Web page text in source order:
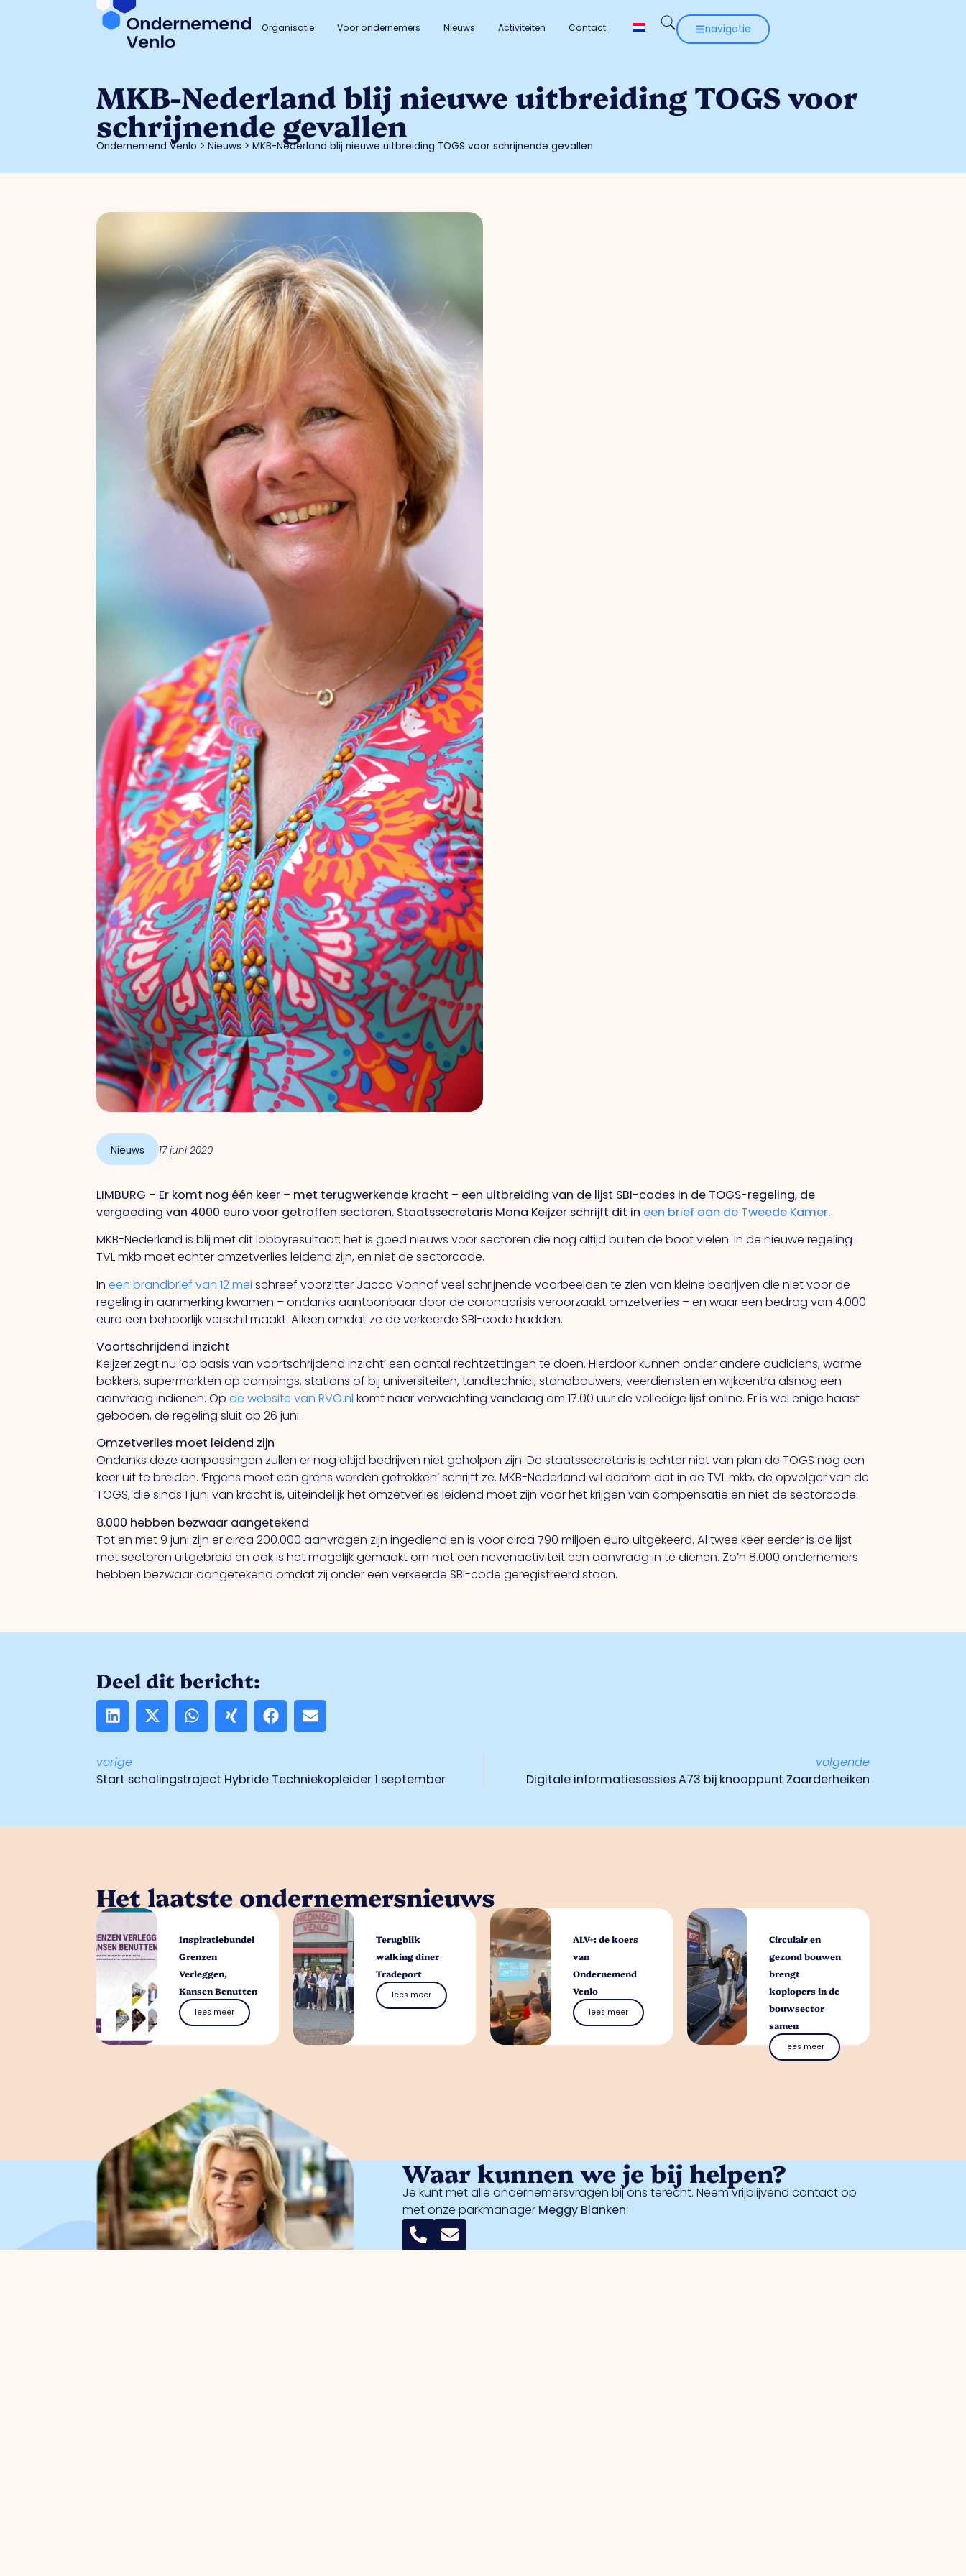
Organisatie Voor ondernemers Nieuws Activiteiten Contact navigatie
MKB-Nederland blij nieuwe uitbreiding TOGS voor
schrijnende gevallen
Ondernemend Venlo >Nieuws >MKB-Nederland blij nieuwe uitbreiding TOGS voor schrijnende gevallen
Nieuws 17 juni 2020
LIMBURG – Er komt nog één keer – met terugwerkende kracht – een uitbreiding van de lijst SBI-codes in de TOGS-regeling, de
vergoeding van 4000 euro voor getroffen sectoren. Staatssecretaris Mona Keijzer schrijft dit in een brief aan de Tweede Kamer.
MKB-Nederland is blij met dit lobbyresultaat; het is goed nieuws voor sectoren die nog altijd buiten de boot vielen. In de nieuwe regeling
TVL mkb moet echter omzetverlies leidend zijn, en niet de sectorcode.
Ineen brandbrief van 12 mei schreef voorzitter Jacco Vonhof veel schrijnende voorbeelden te zien van kleine bedrijven die niet voor de
regeling in aanmerking kwamen – ondanks aantoonbaar door de coronacrisis veroorzaakt omzetverlies – en waar een bedrag van 4.000
euro een behoorlijk verschil maakt. Alleen omdat ze de verkeerde SBI-code hadden.
Voortschrijdend inzicht
Keijzer zegt nu ‘op basis van voortschrijdend inzicht’ een aantal rechtzettingen te doen. Hierdoor kunnen onder andere audiciens, warme
bakkers, supermarkten op campings, stations of bij universiteiten, tandtechnici, standbouwers, veerdiensten en wijkcentra alsnog een
aanvraag indienen. Opde website van RVO.nl komt naar verwachting vandaag om 17.00 uur de volledige lijst online. Er is wel enige haast
geboden, de regeling sluit op 26 juni.
Omzetverlies moet leidend zijn
Ondanks deze aanpassingen zullen er nog altijd bedrijven niet geholpen zijn. De staatssecretaris is echter niet van plan de TOGS nog een
keer uit te breiden. ‘Ergens moet een grens worden getrokken’ schrijft ze. MKB-Nederland wil daarom dat in de TVL mkb, de opvolger van de
TOGS, die sinds 1 juni van kracht is, uiteindelijk het omzetverlies leidend moet zijn voor het krijgen van compensatie en niet de sectorcode.
8.000 hebben bezwaar aangetekend
Tot en met 9 juni zijn er circa 200.000 aanvragen zijn ingediend en is voor circa 790 miljoen euro uitgekeerd. Al twee keer eerder is de lijst
met sectoren uitgebreid en ook is het mogelijk gemaakt om met een nevenactiviteit een aanvraag in te dienen. Zo’n 8.000 ondernemers
hebben bezwaar aangetekend omdat zij onder een verkeerde SBI-code geregistreerd staan.
Deel dit bericht:
vorige
Start scholingstraject Hybride Techniekopleider 1 september
volgende
Digitale informatiesessies A73 bij knooppunt Zaarderheiken
Het laatste ondernemersnieuws
Inspiratiebundel
Grenzen
Verleggen,
Kansen Benutten
lees meer
Terugblik
walking diner
Tradeport
lees meer
ALV+: de koers
van
Ondernemend
Venlo
lees meer
Circulair en
gezond bouwen
brengt
koplopers in de
bouwsector
samen
lees meer
Waar kunnen we je bij helpen?
Je kunt met alle ondernemersvragen bij ons terecht. Neem vrijblijvend contact op
met onze parkmanager Meggy Blanken: